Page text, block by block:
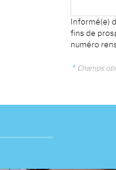
Informé(e)
fins de
numéro
* Champs